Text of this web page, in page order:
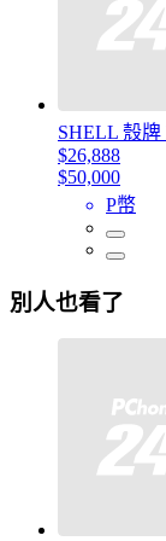
SHELL 殼
$26,888
$50,000
P幣
別人也看了